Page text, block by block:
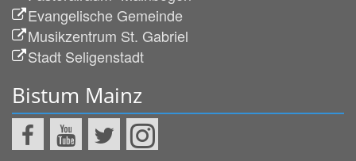
Evangelische Gemeinde
Musikzentrum St. Gabriel
Stadt Seligenstadt
Bistum Mainz